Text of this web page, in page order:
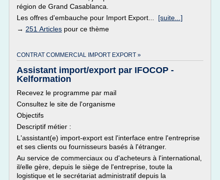
région de Grand Casablanca.
Les offres d'embauche pour Import Export... [suite...]
→ 251 Articles pour ce thème
CONTRAT COMMERCIAL IMPORT EXPORT »
Assistant import/export par IFOCOP -
Kelformation
Recevez le programme par mail
Consultez le site de l'organisme
Objectifs
Descriptif métier :
L'assistant(e) import-export est l'interface entre l'entreprise
et ses clients ou fournisseurs basés à l'étranger.
Au service de commerciaux ou d'acheteurs à l'international,
il/elle gère, depuis le siège de l'entreprise, toute la
logistique et le secrétariat administratif depuis la